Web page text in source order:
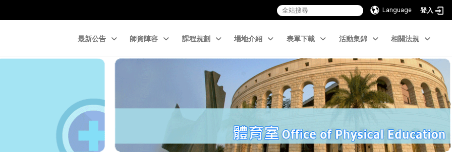
Language 登入
最新公告 師資陣容 課程規劃 場地介紹 表單下載 活動集錦 相關法規